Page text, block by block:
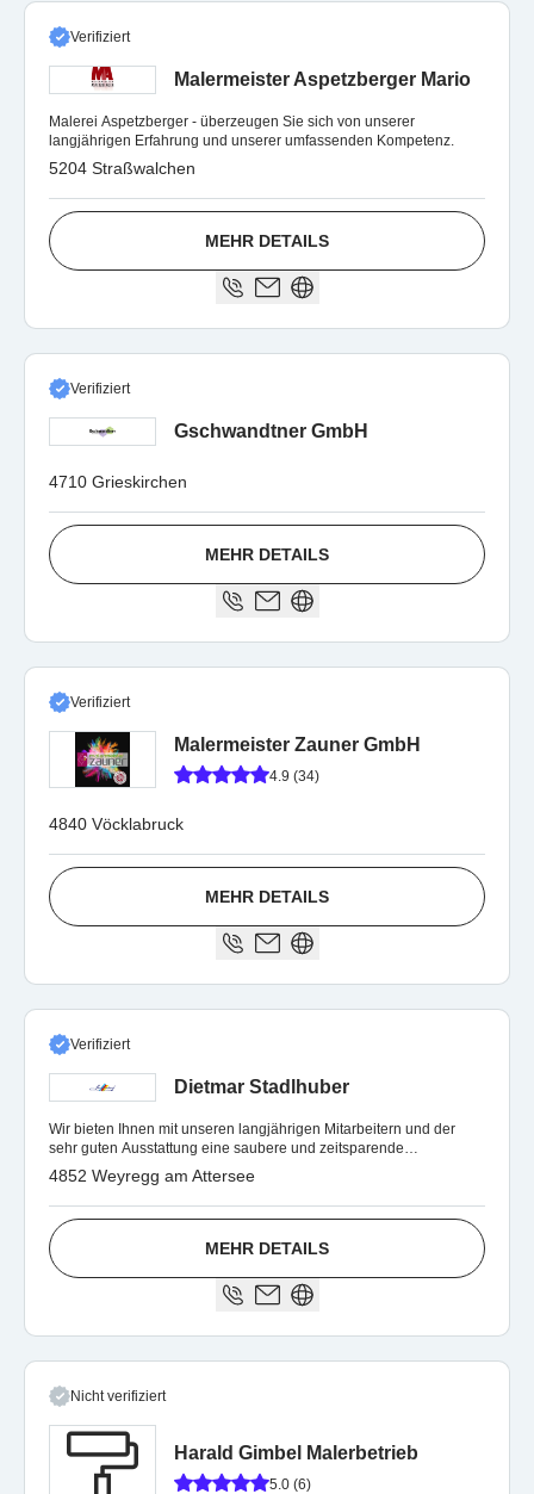
Verifiziert
Malermeister Aspetzberger Mario
Malerei Aspetzberger - überzeugen Sie sich von unserer
langjährigen Erfahrung und unserer umfassenden Kompetenz.
5204 Straßwalchen
MEHR DETAILS
Verifiziert
Gschwandtner GmbH
4710 Grieskirchen
MEHR DETAILS
Verifiziert
Malermeister Zauner GmbH
4.9 (34)
4840 Vöcklabruck
MEHR DETAILS
Verifiziert
Dietmar Stadlhuber
Wir bieten Ihnen mit unseren langjährigen Mitarbeitern und der
sehr guten Ausstattung eine saubere und zeitsparende
Ausführung.
4852 Weyregg am Attersee
MEHR DETAILS
Nicht verifiziert
Harald Gimbel Malerbetrieb
5.0 (6)